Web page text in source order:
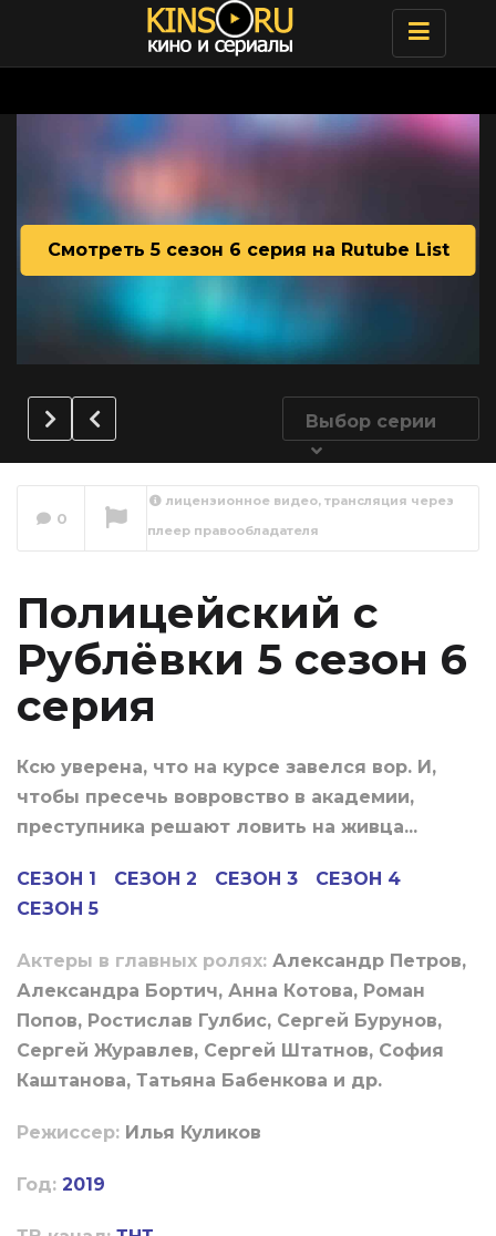
Toggle
Смотреть 5 сезон 6 серия на Rutube List
Выбор серии
Рублёвки 5 сезон 7
0
лицензионное видео, трансляция через
плеер правообладателя
Полицейский с
Рублёвки 5 сезон 6
серия
Ксю уверена, что на курсе завелся вор. И,
чтобы пресечь вовровство в академии,
преступника решают ловить на живца...
СЕЗОН 1 СЕЗОН 2 СЕЗОН 3
СЕЗОН 4
СЕЗОН 5
Актеры в главных ролях: Александр Петров,
Александра Бортич, Анна Котова, Роман
Попов, Ростислав Гулбис, Сергей Бурунов,
Сергей Журавлев, Сергей Штатнов, София
Каштанова, Татьяна Бабенкова и др.
Режиссер: Илья Куликов
Год: 2019